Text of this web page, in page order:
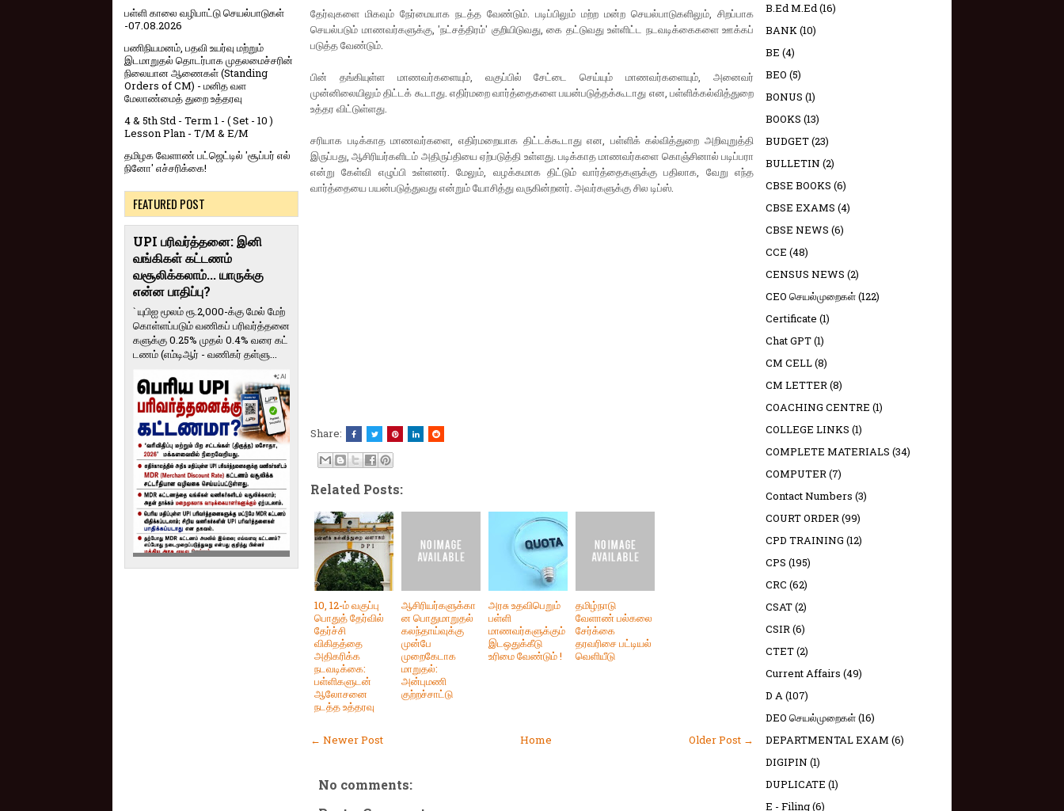
தேர்வுகளை மிகவும் நேர்மையாக நடத்த வேண்டும். படிப்பிலும் மற்ற மன்ற செயல்பாடுகளிலும், சிறப்பாக
செயல்படும் மாணவர்களுக்கு, 'நட்சத்திரம்' குறியிடுவது, கை தட்டுவது உள்ளிட்ட நடவடிக்கைகளை ஊக்கப்
படுத்த வேண்டும்.
பின் தங்கியுள்ள மாணவர்களையும், வகுப்பில் சேட்டை செய்யும் மாணவர்களையும், அனைவர்
முன்னிலையிலும் திட்டக் கூடாது. எதிர்மறை வார்த்தைகளை பயன்படுத்தக்கூடாது என, பள்ளிக்கல்வித்துறை
உத்தர விட்டுள்ளது.
சரியாக படிக்காத மாணவர்களை, எதிர்மறையாக திட்டக்கூடாது என, பள்ளிக் கல்வித்துறை அறிவுறுத்தி
இருப்பது, ஆசிரியர்களிடம் அதிருப்தியை ஏற்படுத்தி உள்ளது. படிக்காத மாணவர்களை கொஞ்சினால் படிப்பரா
என்று கேள்வி எழுப்பி உள்ளனர். மேலும், வழக்கமாக திட்டும் வார்த்தைகளுக்கு பதிலாக, வேறு எந்த
வார்த்தையை பயன்படுத்துவது என்றும் யோசித்து வருகின்றனர். அவர்களுக்கு சில டிப்ஸ்.
Share:
Related Posts:
10, 12-ம் வகுப்பு
பொதுத் தேர்வில்
தேர்ச்சி
விகிதத்தை
அதிகரிக்க
நடவடிக்கை:
பள்ளிகளுடன்
ஆலோசனை
நடத்த உத்தரவு
ஆசிரியர்களுக்கா
ன பொதுமாறுதல்
கலந்தாய்வுக்கு
முன்பே
முறைகேடாக
மாறுதல்:
அன்புமணி
குற்றச்சாட்டு
அரசு உதவிபெறும்
பள்ளி
மாணவர்களுக்கும்
இடஒதுக்கீடு
உரிமை வேண்டும் !
தமிழ்நாடு
வேளாண் பல்கலை
சேர்க்கை
தரவரிசை பட்டியல்
வெளியீடு
← Newer Post Older Post →
Home
No comments:
பள்ளி காலை வழிபாட்டு செயல்பாடுகள்
-07.08.2026
பணிநியமனம், பதவி உயர்வு மற்றும்
இடமாறுதல் தொடர்பாக முதலமைச்சரின்
நிலையான ஆணைகள் (Standing
Orders of CM) - மனித வள
மேலாண்மைத் துறை உத்தரவு
4 & 5th Std - Term 1 - ( Set - 10 )
Lesson Plan - T/M & E/M
தமிழக வேளாண் பட்ஜெட்டில் 'சூப்பர் எல்
நினோ' எச்சரிக்கை!
FEATURED POST
UPI பரிவர்த்தனை: இனி
வங்கிகள் கட்டணம்
வசூலிக்கலாம்... யாருக்கு
என்ன பாதிப்பு?
` யுபிஐ மூலம் ரூ.2,000-க்கு மேல் மேற்​
கொள்​ளப்​படும் வணி​கப் பரிவர்த்​தனை​
களுக்கு 0.25% முதல் 0.4% வரை கட்​
ட​ணம் (எம்​டிஆர் - வணி​கர் தள்​ளு...
B.Ed M.Ed(16)
BANK(10)
BE (4)
BEO (5)
BONUS (1)
BOOKS (13)
BUDGET(23)
BULLETIN (2)
CBSE BOOKS (6)
CBSE EXAMS (4)
CBSE NEWS (6)
CCE (48)
CENSUS NEWS (2)
CEO செயல்முறைகள்(122)
Certificate (1)
Chat GPT(1)
CM CELL(8)
CM LETTER(8)
COACHING CENTRE (1)
COLLEGE LINKS (1)
COMPLETE MATERIALS (34)
COMPUTER(7)
Contact Numbers (3)
COURT ORDER(99)
CPD TRAINING (12)
CPS (195)
CRC (62)
CSAT(2)
CSIR(6)
CTET(2)
Current Affairs (49)
D A(107)
DEO செயல்முறைகள்(16)
DEPARTMENTAL EXAM (6)
DIGIPIN (1)
DUPLICATE (1)
E - Filing(6)